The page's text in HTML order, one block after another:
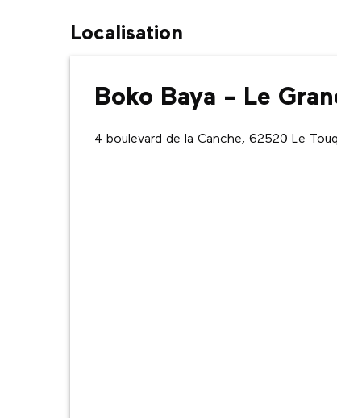
Localisation
Boko Baya - Le
4 boulevard de la Canche, 62520 Le